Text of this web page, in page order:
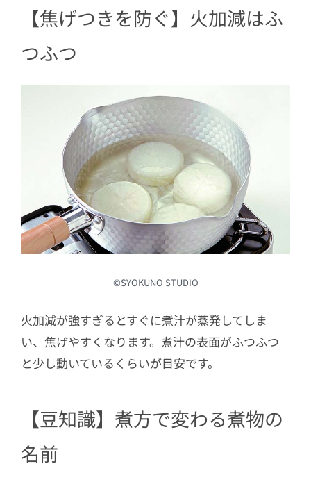
【焦げつきを防ぐ】火加減はふ
つふつ
©︎SYOKUNO STUDIO
火加減が強すぎるとすぐに煮汁が蒸発してしま
い、焦げやすくなります。煮汁の表面がふつふつ
と少し動いているくらいが目安です。
【豆知識】煮方で変わる煮物の
名前